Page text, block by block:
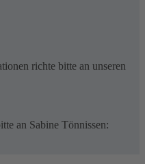
richte bitte an unseren
an Sabine Tönnissen: